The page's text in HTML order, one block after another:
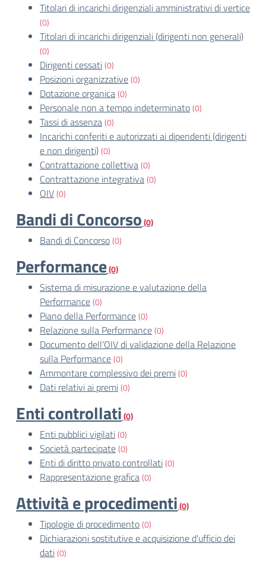
Titolari di incarichi dirigenziali amministrativi di vertice
(0)
Titolari di incarichi dirigenziali (dirigenti non generali)
(0)
Dirigenti cessati(0)
Posizioni organizzative(0)
Dotazione organica(0)
Personale non a tempo indeterminato(0)
Tassi di assenza(0)
Incarichi conferiti e autorizzati ai dipendenti (dirigenti
e non dirigenti)(0)
Contrattazione collettiva(0)
Contrattazione integrativa(0)
OIV(0)
Bandi di Concorso(0)
Bandi di Concorso(0)
Performance(0)
Sistema di misurazione e valutazione della
Performance(0)
Piano della Performance(0)
Relazione sulla Performance(0)
Documento dell'OIV di validazione della Relazione
sulla Performance(0)
Ammontare complessivo dei premi(0)
Dati relativi ai premi(0)
Enti controllati(0)
Enti pubblici vigilati(0)
Società partecipate(0)
Enti di diritto privato controllati(0)
Rappresentazione grafica(0)
Attività e procedimenti(0)
Tipologie di procedimento(0)
Dichiarazioni sostitutive e acquisizione d'ufficio dei
dati(0)